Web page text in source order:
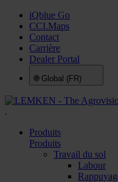
iQblue Go
CCI.Maps
Contact
Carrière
Dealer Portal
🌐 Global (FR)
.
Produits
Produits
Travail du sol
Labour